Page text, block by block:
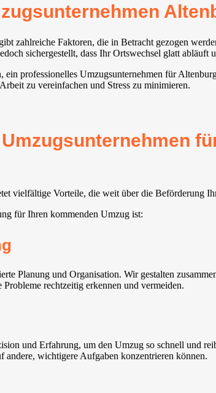
zahlreiche Faktoren, die in Betracht gezogen
sichergestellt, dass Ihr Ortswechsel glatt abläuft
professionelles Umzugsunternehmen für
zu vereinfachen und Stress zu minimieren.
vielfältige Vorteile, die weit über die Beförderung
für Ihren kommenden Umzug ist:
Planung und Organisation. Wir gestalten
rechtzeitig erkennen und vermeiden.
und Erfahrung, um den Umzug so schnell und
andere, wichtigere Aufgaben konzentrieren können.